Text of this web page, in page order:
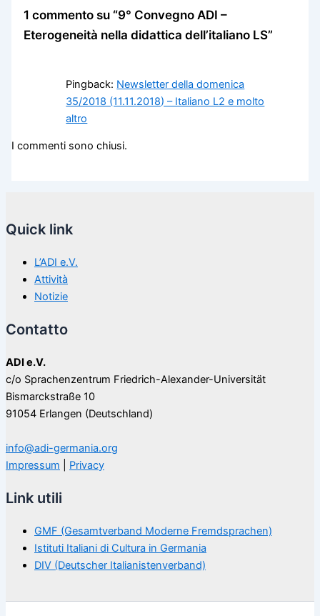
1 commento su “9° Convegno ADI –
Eterogeneità nella didattica dell’italiano LS”
Pingback: Newsletter della domenica
35/2018 (11.11.2018) – Italiano L2 e molto
altro
I commenti sono chiusi.
Quick link
L’ADI e.V.
Attività
Notizie
Contatto
ADI e.V.
c/o Sprachenzentrum Friedrich-Alexander-Universität
Bismarckstraße 10
91054 Erlangen (Deutschland)
info@adi-germania.org
Impressum
Privacy
Link utili
GMF (Gesamtverband Moderne Fremdsprachen)
Istituti Italiani di Cultura in Germania
DIV (Deutscher Italianistenverband)